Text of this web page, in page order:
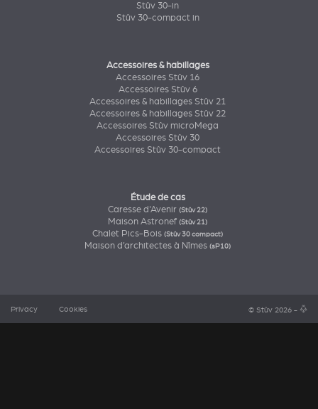
Stûv 30-in
Stûv 30-compact in
Accessoires & habillages
Accessoires Stûv 16
Accessoires Stûv 6
Accessoires & habillages Stûv 21
Accessoires & habillages Stûv 22
Accessoires Stûv microMega
Accessoires Stûv 30
Accessoires Stûv 30-compact
Étude de cas
Caresse d'Avenir(Stûv 22)
Maison Astronef(Stûv 21)
Chalet Pics-Bois(Stûv 30 compact)
Maison d’architectes à Nîmes(sP10)
Privacy Cookies © Stûv 2026 - a